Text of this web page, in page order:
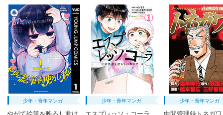
少年・青年マンガ 少年・青年マンガ 少年・青年マンガ